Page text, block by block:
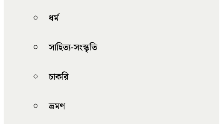
ধর্ম
সাহিত্য-সংস্কৃতি
চাকরি
ভ্রমণ